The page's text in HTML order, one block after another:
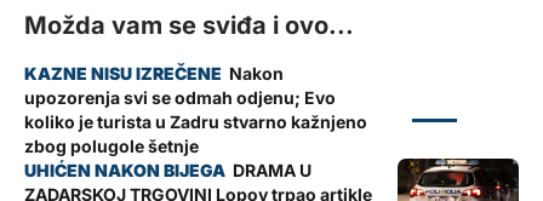
Možda vam se sviđa i ovo...
Nakon
upozorenja svi se odmah odjenu; Evo
koliko je turista u Zadru stvarno kažnjeno
zbog polugole šetnje
DRAMA U
ZADARSKOJ TRGOVINI Lopov trpao artikle